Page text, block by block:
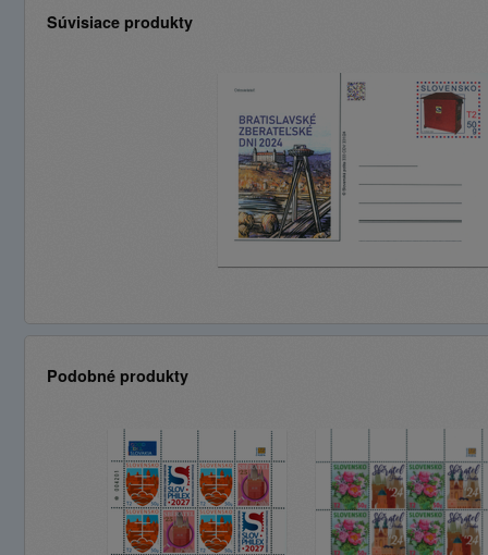
Súvisiace produkty
Podobné produkty